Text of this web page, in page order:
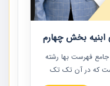
ابنیه بخش چهارم
جامع فهرست بها رشته
است که در آن تک تک
شده است. این